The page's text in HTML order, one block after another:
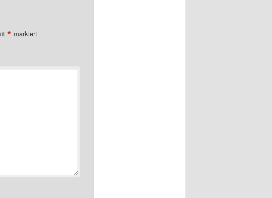
* markiert